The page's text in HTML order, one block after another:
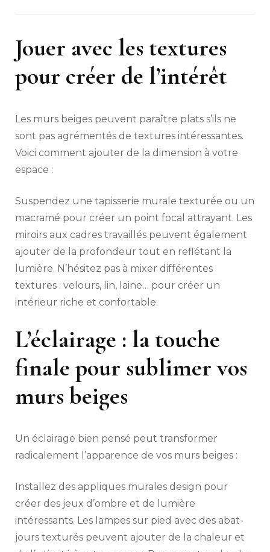
Jouer avec les textures
pour créer de l’intérêt
Les murs beiges peuvent paraître plats s’ils ne
sont pas agrémentés de textures intéressantes.
Voici comment ajouter de la dimension à votre
espace :
Suspendez une tapisserie murale texturée ou un
macramé pour créer un point focal attrayant. Les
miroirs aux cadres travaillés peuvent également
ajouter de la profondeur tout en reflétant la
lumière. N’hésitez pas à mixer différentes
textures : velours, lin, laine… pour créer un
intérieur riche et confortable.
L’éclairage : la touche
finale pour sublimer vos
murs beiges
Un éclairage bien pensé peut transformer
radicalement l’apparence de vos murs beiges :
Installez des appliques murales design pour
créer des jeux d’ombre et de lumière
intéressants. Les lampes sur pied avec des abat-
jours texturés peuvent ajouter de la chaleur et